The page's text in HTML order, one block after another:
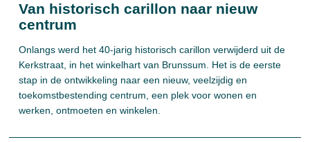
Van historisch carillon naar nieuw
centrum
Onlangs werd het 40-jarig historisch carillon verwijderd uit de
Kerkstraat, in het winkelhart van Brunssum. Het is de eerste
stap in de ontwikkeling naar een nieuw, veelzijdig en
toekomstbestending centrum, een plek voor wonen en
werken, ontmoeten en winkelen.